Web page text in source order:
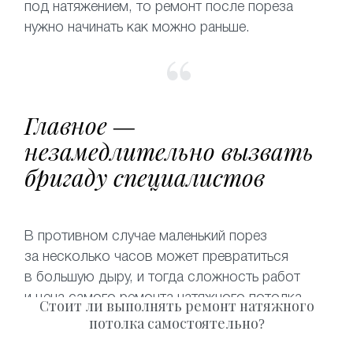
под натяжением, то ремонт после пореза
нужно начинать как можно раньше.
Главное —
незамедлительно вызвать
бригаду специалистов
В противном случае маленький порез
за несколько часов может превратиться
в большую дыру, и тогда сложность работ
и цена самого ремонта натяжного потолка
возрастет в разы. Что касается
Стоит ли выполнять ремонт натяжного
потолка самостоятельно?